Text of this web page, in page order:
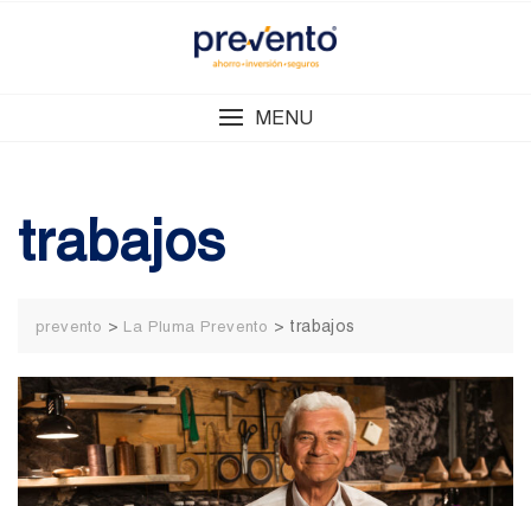
MENU
trabajos
prevento > La Pluma Prevento > trabajos